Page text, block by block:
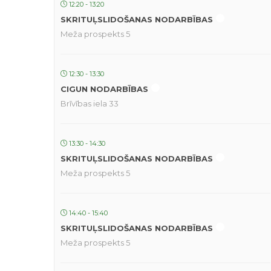
12:20 - 13:20
SKRITUĻSLIDOŠANAS NODARBĪBAS
Meža prospekts 5
12:30 - 13:30
CIGUN NODARBĪBAS
Brīvības iela 33
13:30 - 14:30
SKRITUĻSLIDOŠANAS NODARBĪBAS
Meža prospekts 5
14:40 - 15:40
SKRITUĻSLIDOŠANAS NODARBĪBAS
Meža prospekts 5